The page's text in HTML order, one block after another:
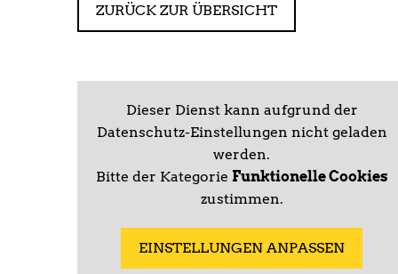
ZURÜCK ZUR ÜBERSICHT
Dieser Dienst kann aufgrund der
Datenschutz-Einstellungen nicht geladen
werden.
Bitte der Kategorie Funktionelle Cookies
zustimmen.
EINSTELLUNGEN ANPASSEN